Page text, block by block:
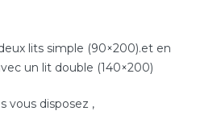
lits simple (90×200).et en
un lit double (140×200)
vous disposez ,